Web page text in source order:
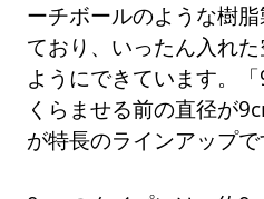
ーチボールのような樹
ており、いったん入れ
ようにできています。
くらませる前の直径が
が特長のラインアップで